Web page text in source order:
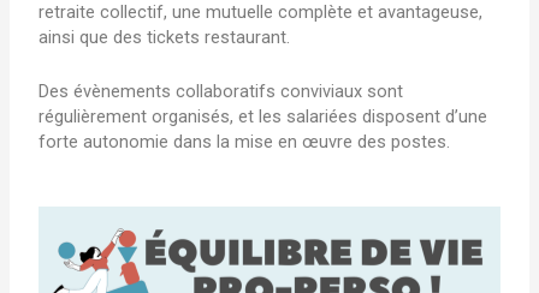
retraite collectif, une mutuelle complète et avantageuse,
ainsi que des tickets restaurant.
Des évènements collaboratifs conviviaux sont
régulièrement organisés, et les salariées disposent d’une
forte autonomie dans la mise en œuvre des postes.